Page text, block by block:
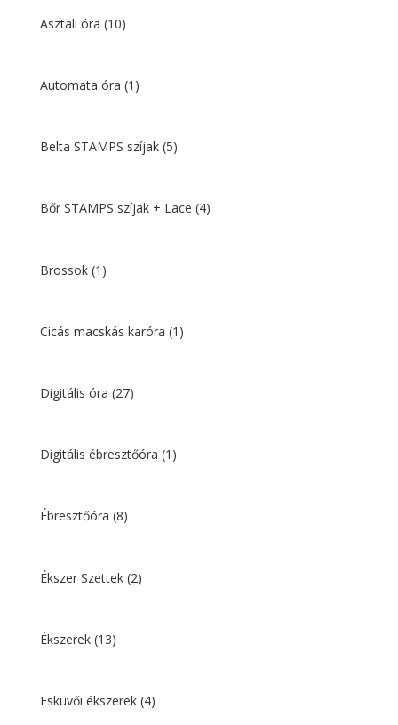
Asztali óra (10)
Automata óra (1)
Belta STAMPS szíjak (5)
Bőr STAMPS szíjak + Lace (4)
Brossok (1)
Cicás macskás karóra (1)
Digitális óra (27)
Digitális ébresztőóra (1)
Ébresztőóra (8)
Ékszer Szettek (2)
Ékszerek (13)
Esküvői ékszerek (4)